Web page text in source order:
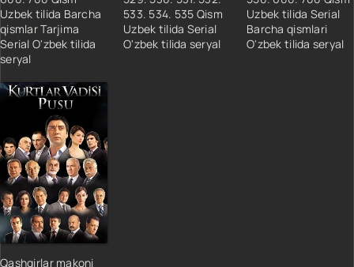
Uzbek tilida Barcha
qismlar Tarjima
Serial O'zbek tilida
seryal
533. 534. 535 Qism
Uzbek tilida Serial
O'zbek tilida seryal
Uzbek tilida Serial
Barcha qismlari
O'zbek tilida seryal
Qashqirlar makoni